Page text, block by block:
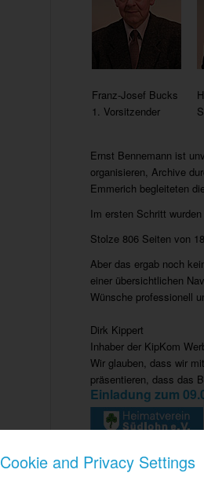
Cookie and Privacy Settings
Franz-Josef Bucks
1. Vorsitzender
Ernst Bennemann ist
organisieren, Archive
Emmerich begleiteten
Im ersten Schritt
Stolze 806 Seiten von
Aber das ergab noch
einer übersichtlichen
Wünsche professionell
Dirk Kippert
Inhaber der KipKom
Wir glauben, dass wir
präsentieren, dass das
Einladung zum